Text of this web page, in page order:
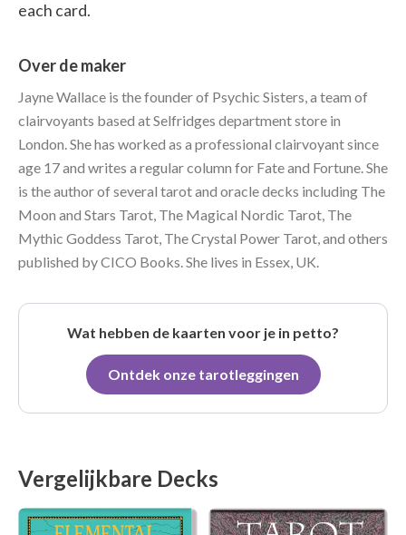
each card.
Over de maker
Jayne Wallace is the founder of Psychic Sisters, a team of
clairvoyants based at Selfridges department store in
London. She has worked as a professional clairvoyant since
age 17 and writes a regular column for Fate and Fortune. She
is the author of several tarot and oracle decks including The
Moon and Stars Tarot, The Magical Nordic Tarot, The
Mythic Goddess Tarot, The Crystal Power Tarot, and others
published by CICO Books. She lives in Essex, UK.
Wat hebben de kaarten voor je in petto?
Ontdek onze tarotleggingen
Vergelijkbare Decks